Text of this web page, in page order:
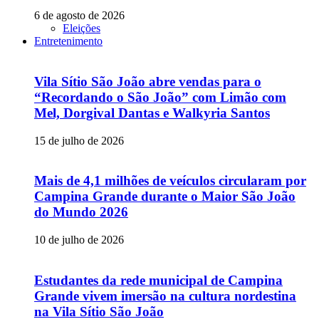
6 de agosto de 2026
Eleições
Entretenimento
Vila Sítio São João abre vendas para o
“Recordando o São João” com Limão com
Mel, Dorgival Dantas e Walkyria Santos
15 de julho de 2026
Mais de 4,1 milhões de veículos circularam por
Campina Grande durante o Maior São João
do Mundo 2026
10 de julho de 2026
Estudantes da rede municipal de Campina
Grande vivem imersão na cultura nordestina
na Vila Sítio São João